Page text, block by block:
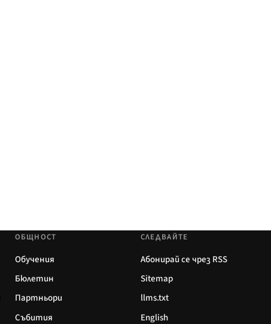
ОБЩНОСТ
Обучения
Бюлетин
Партньори
Събития
СЛЕДВАЙТЕ
Абонирай се чрез RSS
Sitemap
llms.txt
English